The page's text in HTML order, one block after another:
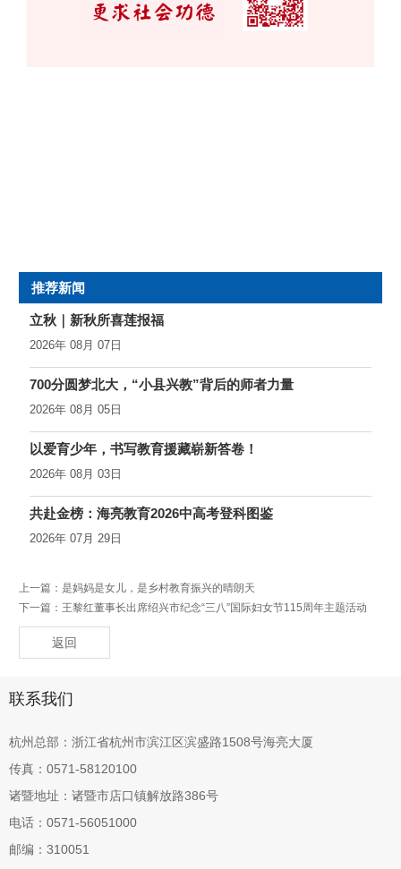
推荐新闻
立秋｜新秋所喜莲报福
2026年 08月 07日
700分圆梦北大，“小县兴教”背后的师者力量
2026年 08月 05日
以爱育少年，书写教育援藏崭新答卷！
2026年 08月 03日
共赴金榜：海亮教育2026中高考登科图鉴
2026年 07月 29日
上一篇：是妈妈是女儿，是乡村教育振兴的晴朗天
下一篇： 王黎红董事长出席绍兴市纪念“三八”国际妇女节115周年主题活动
返回
联系我们
杭州总部：浙江省杭州市滨江区滨盛路1508号海亮大厦
传真：0571-58120100
诸暨地址：诸暨市店口镇解放路386号
电话：0571-56051000
邮编：310051